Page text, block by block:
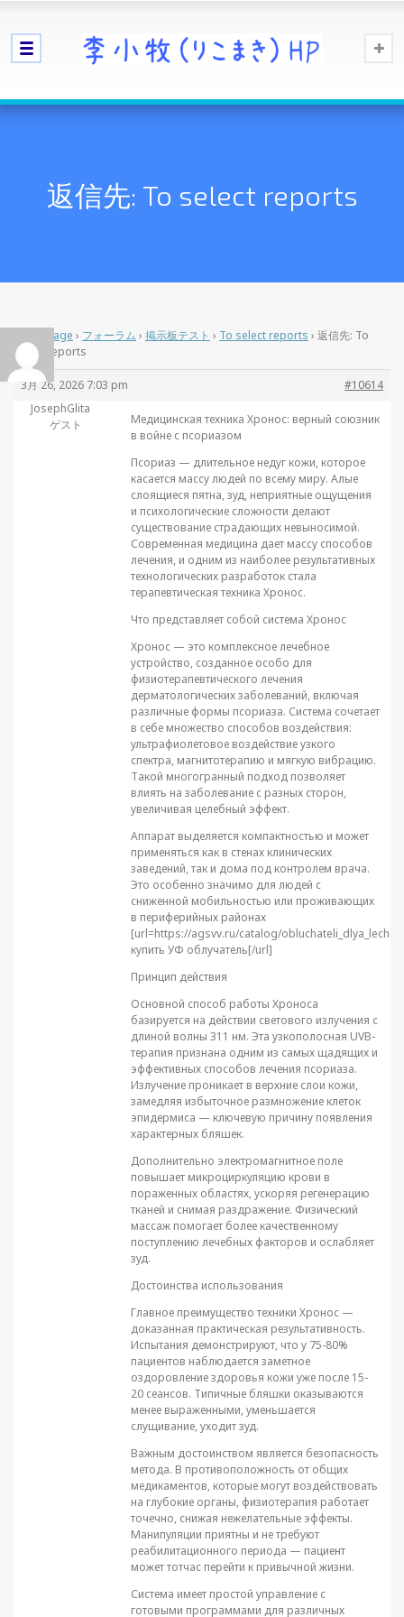
返信先: To select reports
Home Page › フォーラム › 掲示板テスト › To select reports › 返信先: To
select reports
3月 26, 2026 7:03 pm
#10614
JosephGlita
ゲスト
Медицинская техника Хронос: верный союзник
в войне с псориазом
Псориаз — длительное недуг кожи, которое
касается массу людей по всему миру. Алые
слоящиеся пятна, зуд, неприятные ощущения
и психологические сложности делают
существование страдающих невыносимой.
Современная медицина дает массу способов
лечения, и одним из наиболее результативных
технологических разработок стала
терапевтическая техника Хронос.
Что представляет собой система Хронос
Хронос — это комплексное лечебное
устройство, созданное особо для
физиотерапевтического лечения
дерматологических заболеваний, включая
различные формы псориаза. Система сочетает
в себе множество способов воздействия:
ультрафиолетовое воздействие узкого
спектра, магнитотерапию и мягкую вибрацию.
Такой многогранный подход позволяет
влиять на заболевание с разных сторон,
увеличивая целебный эффект.
Аппарат выделяется компактностью и может
применяться как в стенах клинических
заведений, так и дома под контролем врача.
Это особенно значимо для людей с
сниженной мобильностью или проживающих
в периферийных районах
[url=https://agsvv.ru/catalog/
купить УФ облучатель[/url]
Принцип действия
Основной способ работы Хроноса
базируется на действии светового излучения с
длиной волны 311 нм. Эта узкополосная UVB-
терапия признана одним из самых щадящих и
эффективных способов лечения псориаза.
Излучение проникает в верхние слои кожи,
замедляя избыточное размножение клеток
эпидермиса — ключевую причину появления
характерных бляшек.
Дополнительно электромагнитное поле
повышает микроциркуляцию крови в
пораженных областях, ускоряя регенерацию
тканей и снимая раздражение. Физический
массаж помогает более качественному
поступлению лечебных факторов и ослабляет
зуд.
Достоинства использования
Главное преимущество техники Хронос —
доказанная практическая результативность.
Испытания демонстрируют, что у 75-80%
пациентов наблюдается заметное
оздоровление здоровья кожи уже после 15-
20 сеансов. Типичные бляшки оказываются
менее выраженными, уменьшается
слущивание, уходит зуд.
Важным достоинством является безопасность
метода. В противоположность от общих
медикаментов, которые могут воздействовать
на глубокие органы, физиотерапия работает
точечно, снижая нежелательные эффекты.
Манипуляции приятны и не требуют
реабилитационного периода — пациент
может тотчас перейти к привычной жизни.
Система имеет простой управление с
готовыми программами для различных